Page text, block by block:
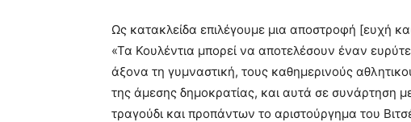
Ως κατακλείδα επιλέγουμε μια αποστροφή [ευχή
«Τα Κουλέντια μπορεί να αποτελέσουν έναν
άξονα τη γυμναστική, τους καθημερινούς
της άμεσης δημοκρατίας, και αυτά σε συνάρτηση
τραγούδι και προπάντων το αριστούργημα του